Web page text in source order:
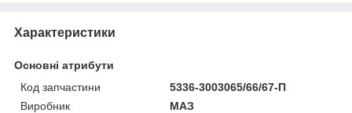
Характеристики
Основні атрибути
Код запчастини
5336-3003065/66/67-П
Виробник
МАЗ